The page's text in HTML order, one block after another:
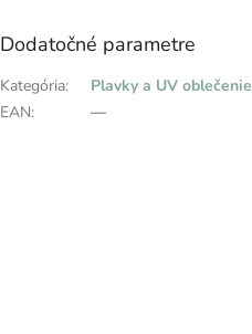
Dodatočné parametre
Kategória:
Plavky a UV oblečenie
EAN: —